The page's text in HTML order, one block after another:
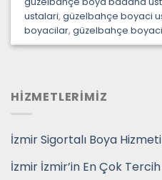
ustalari,güzelbahçe boyaci
boyacilar,güzelbahçe
HİZMETLERİMİZ
İzmir Sigortalı Boya Hizmeti
İzmir İzmir’in En Çok Tercih